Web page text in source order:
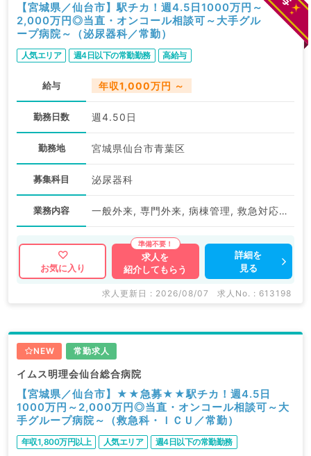
【宮城県／仙台市】駅チカ！週4.5日1000万円～
2,000万円◎当直・オンコール相談可～大手グル
ープ病院～（泌尿器科／常勤）
人気エリア 週4日以下の常勤勤務 高給与
給与 年収1,000万円 ～
勤務日数 週4.50日
勤務地 宮城県仙台市青葉区
募集科目 泌尿器科
業務内容 一般外来, 専門外来, 病棟管理, 救急対応, オペ
お気に入り
求人を
紹介してもらう
詳細を
見る
求人更新日 : 2026/08/07 求人No. : 613198
NEW 常勤求人
イムス明理会仙台総合病院
【宮城県／仙台市】★★急募★★駅チカ！週4.5日
1000万円～2,000万円◎当直・オンコール相談可～大
手グループ病院～（救急科・ＩＣＵ／常勤）
年収1,800万円以上 人気エリア 週4日以下の常勤勤務